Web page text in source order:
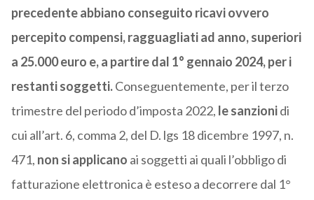
precedente abbiano conseguito ricavi ovvero
percepito compensi, ragguagliati ad anno, superiori
a 25.000 euro e, a partire dal 1° gennaio 2024, per i
restanti soggetti.Conseguentemente, per il terzo
trimestre del periodo d’imposta 2022, le sanzionidi
cui all’art. 6, comma 2, del D. lgs 18 dicembre 1997, n.
471, non si applicano ai soggetti ai quali l’obbligo di
fatturazione elettronica è esteso a decorrere dal 1°